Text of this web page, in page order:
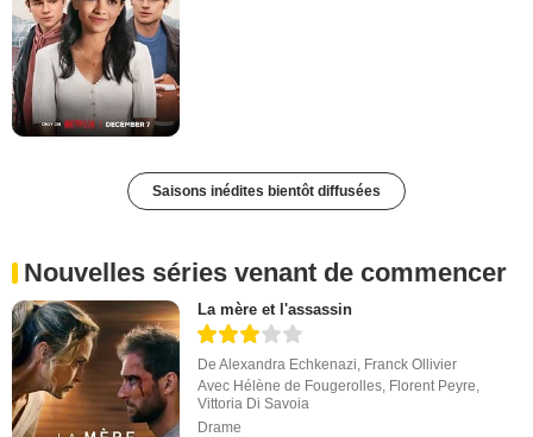
Saisons inédites bientôt diffusées
Nouvelles séries venant de commencer
La mère et l'assassin
DeAlexandra Echkenazi Franck Ollivier
Avec Hélène de Fougerolles Florent Peyre
Vittoria Di Savoia
Drame